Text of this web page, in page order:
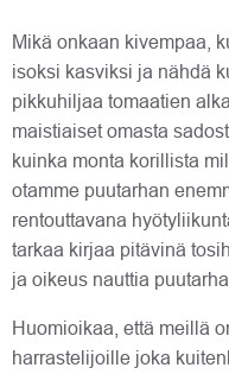
Mikä onkaan kivempaa,
isoksi kasviksi ja nähdä
pikkuhiljaa tomaatien
maistiaiset omasta
kuinka monta korillista
otamme puutarhan
rentouttavana
tarkaa kirjaa pitävinä
ja oikeus nauttia
Huomioikaa, että meillä
harrastelijoille joka